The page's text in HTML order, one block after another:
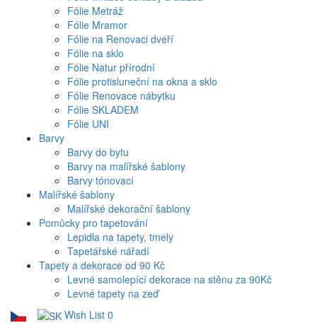
Fólie Metráž
Fólie Mramor
Fólie na Renovaci dveří
Fólie na sklo
Fólie Natur přírodní
Fólie protisluneční na okna a sklo
Fólie Renovace nábytku
Fólie SKLADEM
Fólie UNI
Barvy
Barvy do bytu
Barvy na malířské šablony
Barvy tónovací
Malířské šablony
Malířské dekorační šablony
Pomůcky pro tapetování
Lepidla na tapety, tmely
Tapetářské nářadí
Tapety a dekorace od 90 Kč
Levné samolepící dekorace na stěnu za 90Kč
Levné tapety na zeď
Wish List 0